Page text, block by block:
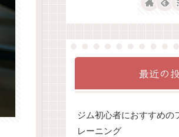
最近の
ジム初心者におすすめの
レーニング